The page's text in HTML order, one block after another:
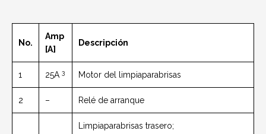
No.
Amp
[A]
Descripción
1 25A 3 Motor del limpiaparabrisas
2 – Relé de arranque
Limpiaparabrisas trasero;